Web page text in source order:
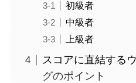
初級者
中級者
上級者
スコアに直結する
グのポイント